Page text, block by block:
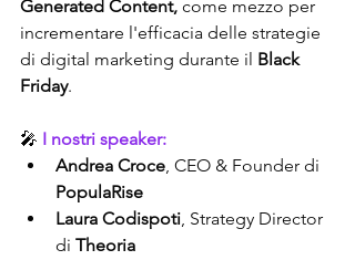
Generated Content, come mezzo per
incrementare l'efficacia delle strategie
di digital marketing durante il Black
Friday.
🎤 I nostri speaker:
Andrea Croce, CEO & Founder di
PopulaRise
Laura Codispoti, Strategy Director
di Theoria